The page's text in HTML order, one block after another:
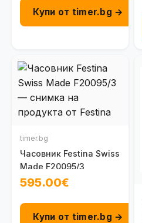
Купи от timer.bg →
timer.bg
Часовник Festina Swiss
Made F20095/3
595.00€
Купи от timer.bg →